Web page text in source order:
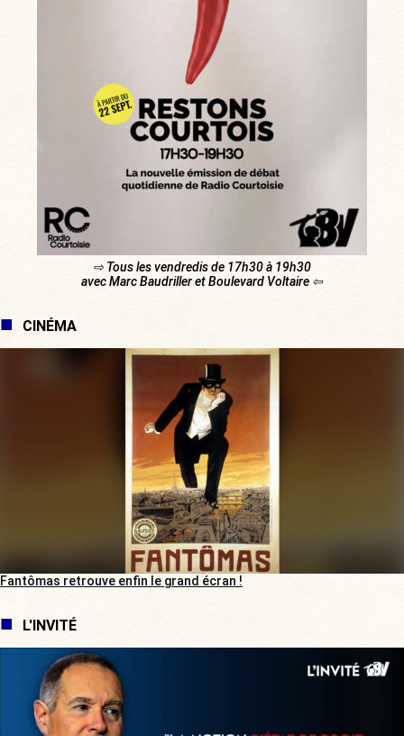
⇨ Tous les vendredis de 17h30 à 19h30
avec Marc Baudriller et Boulevard Voltaire ⇦
CINÉMA
Fantômas retrouve enfin le grand écran !
L'INVITÉ